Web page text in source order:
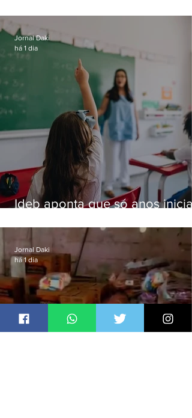
residências de luxo no Rio
Ideb aponta que só anos
educação
Jornal Daki
há 1 dia
Jornal Daki
há 1 dia